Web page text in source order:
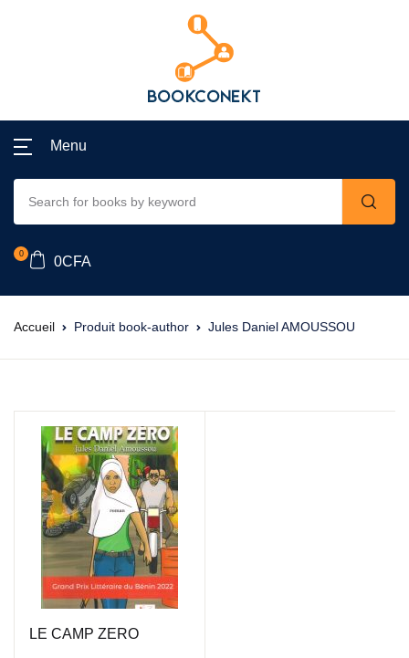
Menu
0
0CFA
Accueil Produit book-author Jules Daniel AMOUSSOU
LE CAMP ZERO